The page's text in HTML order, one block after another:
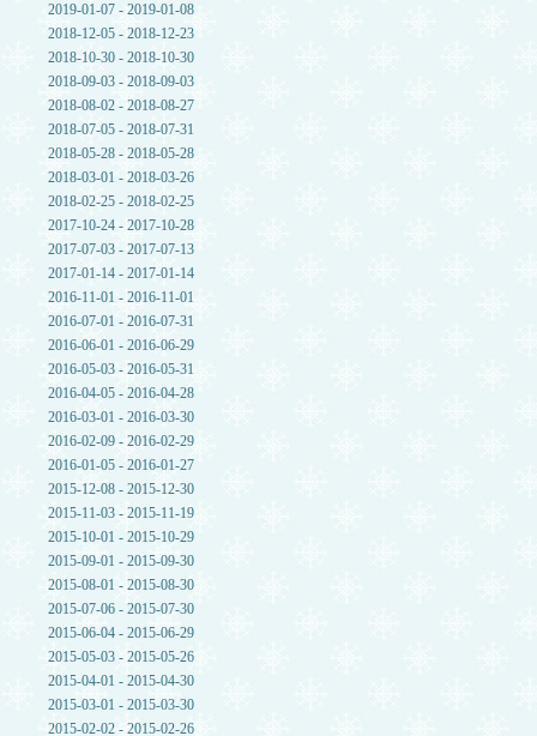
2019-01-07 - 2019-01-08
2018-12-05 - 2018-12-23
2018-10-30 - 2018-10-30
2018-09-03 - 2018-09-03
2018-08-02 - 2018-08-27
2018-07-05 - 2018-07-31
2018-05-28 - 2018-05-28
2018-03-01 - 2018-03-26
2018-02-25 - 2018-02-25
2017-10-24 - 2017-10-28
2017-07-03 - 2017-07-13
2017-01-14 - 2017-01-14
2016-11-01 - 2016-11-01
2016-07-01 - 2016-07-31
2016-06-01 - 2016-06-29
2016-05-03 - 2016-05-31
2016-04-05 - 2016-04-28
2016-03-01 - 2016-03-30
2016-02-09 - 2016-02-29
2016-01-05 - 2016-01-27
2015-12-08 - 2015-12-30
2015-11-03 - 2015-11-19
2015-10-01 - 2015-10-29
2015-09-01 - 2015-09-30
2015-08-01 - 2015-08-30
2015-07-06 - 2015-07-30
2015-06-04 - 2015-06-29
2015-05-03 - 2015-05-26
2015-04-01 - 2015-04-30
2015-03-01 - 2015-03-30
2015-02-02 - 2015-02-26